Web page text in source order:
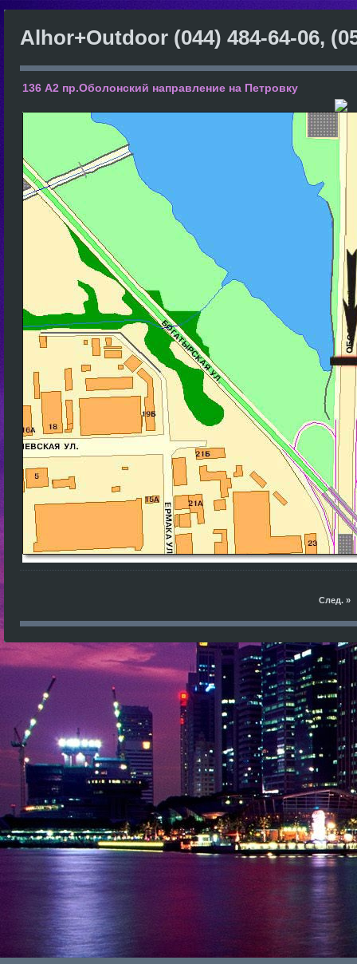
Alhor+Outdoor (044) 484-64-06,
136 А2 пр.Оболонский направление на Петровку
След. »